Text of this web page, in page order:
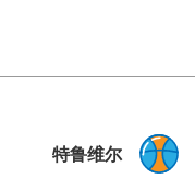
特鲁维尔